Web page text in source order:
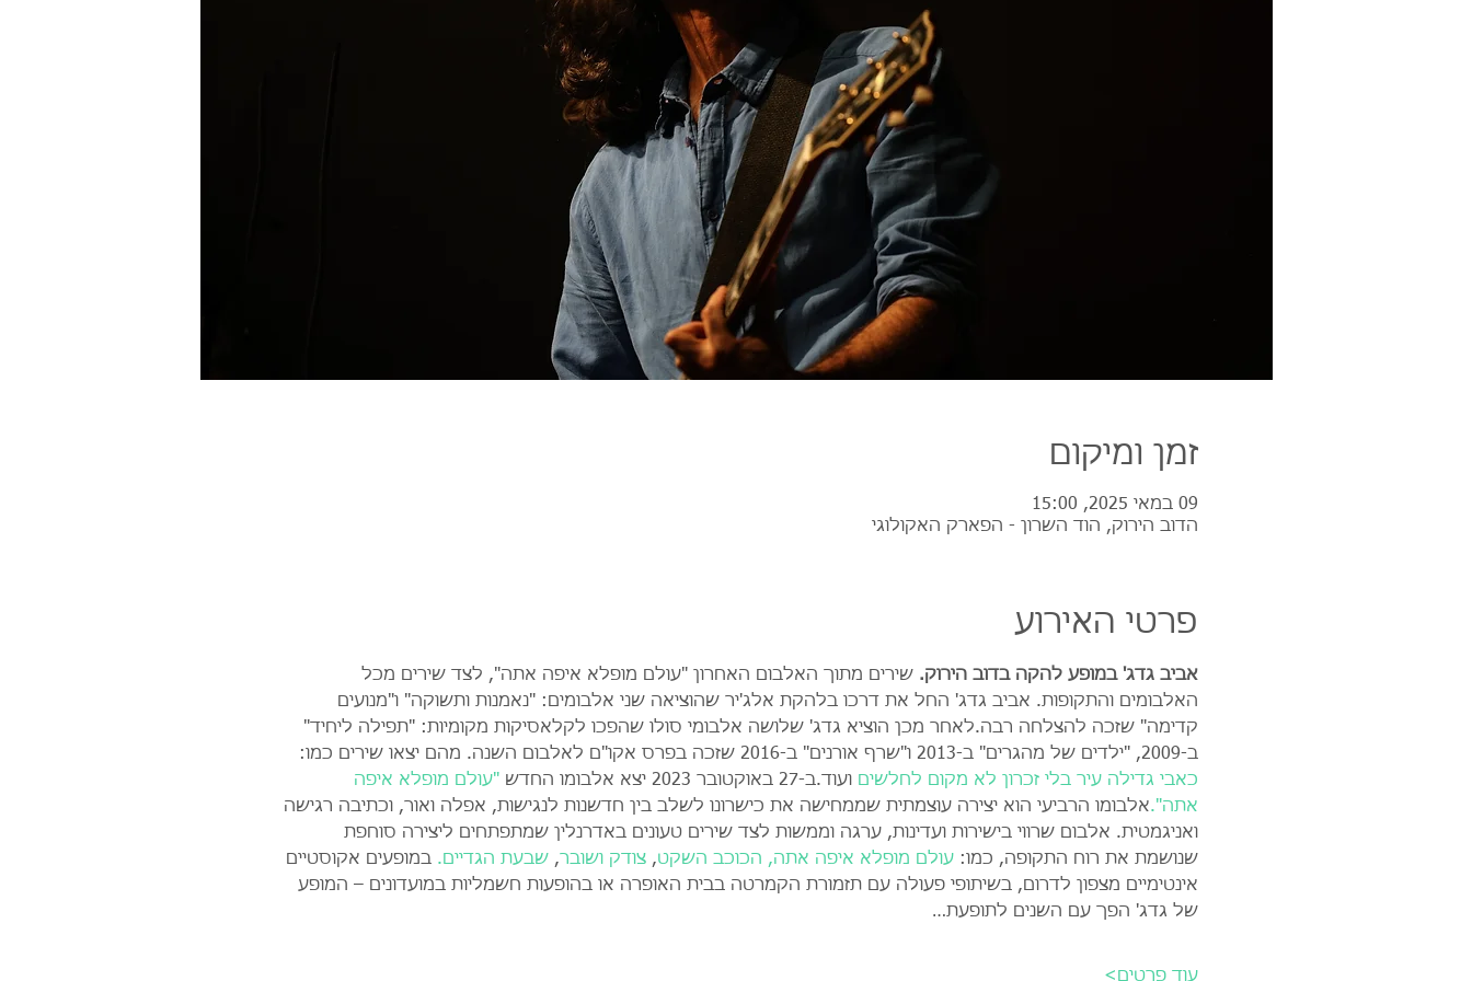
זמן ומיקום
09 במאי 2025, 15:00
הדוב הירוק, הוד השרון - הפארק האקולוגי
פרטי האירוע
אביב גדג' במופע להקה בדוב הירוק. שירים מתוך האלבום האחרון "עולם מופלא איפה אתה", לצד שירים מכל
האלבומים והתקופות. אביב גדג' החל את דרכו בלהקת אלג'יר שהוציאה שני אלבומים: "נאמנות ותשוקה" ו"מנועים
קדימה" שזכה להצלחה רבה.לאחר מכן הוציא גדג' שלושה אלבומי סולו שהפכו לקלאסיקות מקומיות: "תפילה ליחיד"
ב-2009, "ילדים של מהגרים" ב-2013 ו"שרף אורנים" ב-2016 שזכה בפרס אקו"ם לאלבום השנה. מהם יצאו שירים כמו:
כאבי גדילה עיר בלי זכרון לא מקום לחלשים ועוד.ב-27 באוקטובר 2023 יצא אלבומו החדש
"עולם מופלא איפה
אתה".אלבומו הרביעי הוא יצירה עוצמתית שממחישה את כישרונו לשלב בין חדשנות לנגישות, אפלה ואור, וכתיבה רגישה
ואניגמטית. אלבום שרווי בישירות ועדינות, ערגה וממשות לצד שירים טעונים באדרנלין שמתפתחים ליצירה סוחפת
שנושמת את רוח התקופה, כמו: עולם מופלא איפה אתה, הכוכב השקט, צודק ושובר, שבעת הגדיים. במופעים אקוסטיים
אינטימיים מצפון לדרום, בשיתופי פעולה עם תזמורת הקמרטה בבית האופרה או בהופעות חשמליות במועדונים – המופע
של גדג' הפך עם השנים לתופעת…
עוד פרטים>